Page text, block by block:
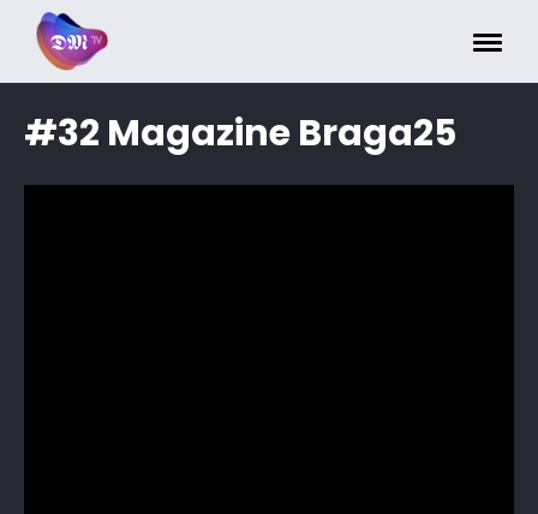
#32 Magazine Braga25
Painel de Gerenciamento de Cookies